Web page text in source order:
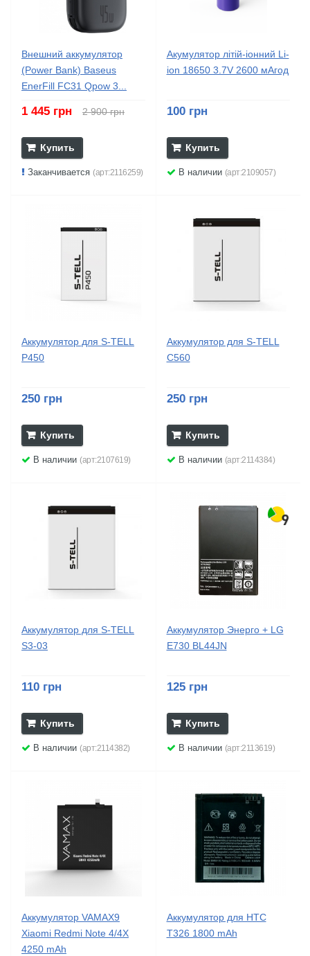
Внешний аккумулятор
(Power Bank) Baseus
EnerFill FC31 Qpow 3...
1 445 грн 2 900 грн
Купить
Заканчивается (арт:2116259)
Акумулятор літій-іонний Li-
ion 18650 3.7V 2600 мАгод
100 грн
Купить
В наличии (арт:2109057)
Аккумулятор для S-TELL
P450
250 грн
Купить
В наличии (арт:2107619)
Аккумулятор для S-TELL
C560
250 грн
Купить
В наличии (арт:2114384)
Аккумулятор для S-TELL
S3-03
110 грн
Купить
В наличии (арт:2114382)
Аккумулятор Энерго + LG
E730 BL44JN
125 грн
Купить
В наличии (арт:2113619)
Аккумулятор VAMAX9
Xiaomi Redmi Note 4/4X
4250 mAh
Аккумулятор для HTC
T326 1800 mAh